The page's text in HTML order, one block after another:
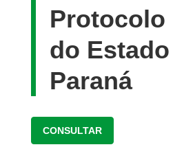
Protocolo
do
Paraná
CONSULTAR